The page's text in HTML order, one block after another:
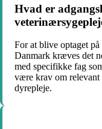
Hvad er
For at blive optaget
Danmark kræves det
med specifikke fag
være krav om relevant
dyrepleje.